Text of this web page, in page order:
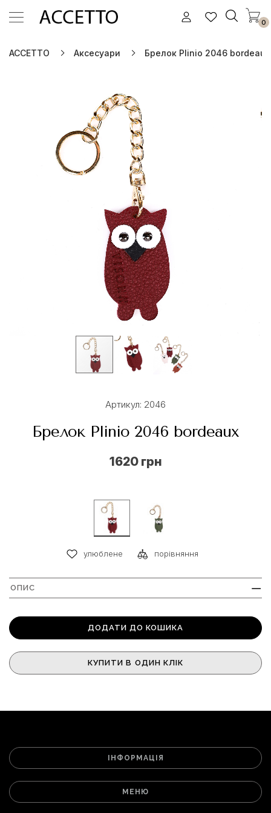
0
ACCETTO Аксесуари Брелок Plinio 2046 bordeaux
Артикул: 2046
Брелок Plinio 2046 bordeaux
1620 грн
улюблене порівняння
ОПИС +
ДОДАТИ ДО КОШИКА
КУПИТИ В ОДИН КЛІК
ІНФОРМАЦІЯ
МЕНЮ